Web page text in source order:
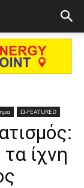
Ω-FEATURED
ίχνη